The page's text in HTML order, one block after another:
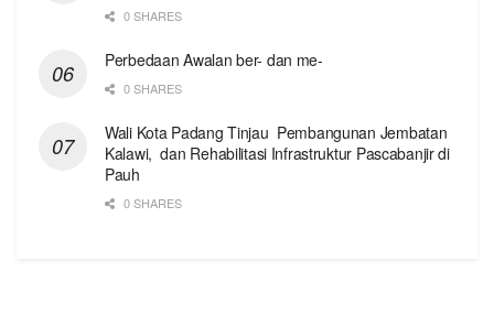
0 SHARES
Perbedaan Awalan ber- dan me-
0 SHARES
Wali Kota Padang Tinjau Pembangunan Jembatan
Kalawi, dan Rehabilitasi Infrastruktur Pascabanjir di
Pauh
0 SHARES